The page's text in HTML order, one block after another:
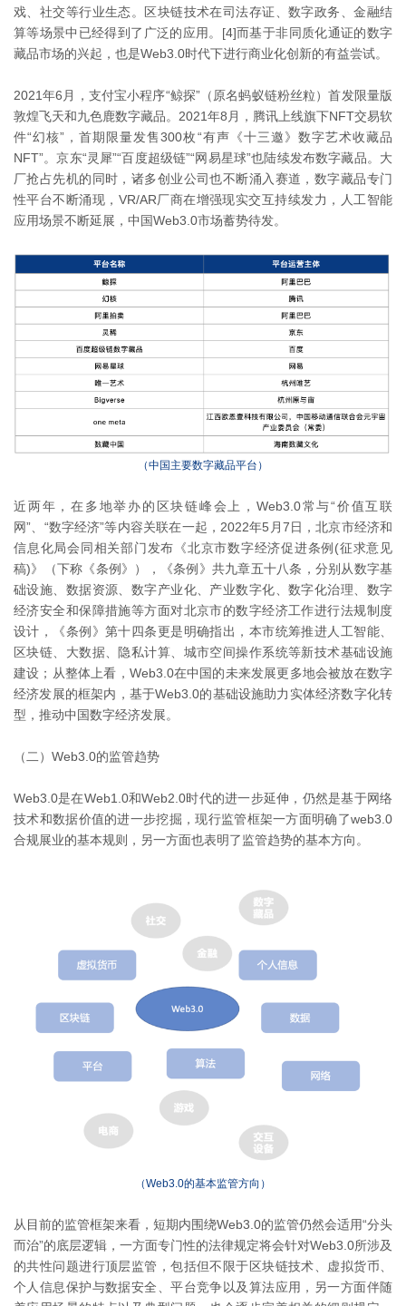
戏、社交等行业生态。区块链技术在司法存证、数字政务、金融结
算等场景中已经得到了广泛的应用。[4]而基于非同质化通证的数字
藏品市场的兴起，也是Web3.0时代下进行商业化创新的有益尝试。
2021年6月，支付宝小程序“鲸探”（原名蚂蚁链粉丝粒）首发限量版
敦煌飞天和九色鹿数字藏品。2021年8月，腾讯上线旗下NFT交易软
件“幻核”，首期限量发售300枚“有声《十三邀》数字艺术收藏品
NFT”。京东“灵犀”“百度超级链”“网易星球”也陆续发布数字藏品。大
厂抢占先机的同时，诸多创业公司也不断涌入赛道，数字藏品专门
性平台不断涌现，VR/AR厂商在增强现实交互持续发力，人工智能
应用场景不断延展，中国Web3.0市场蓄势待发。
（中国主要数字藏品平台）
近两年，在多地举办的区块链峰会上，Web3.0常与“价值互联
网”、“数字经济”等内容关联在一起，2022年5月7日，北京市经济和
信息化局会同相关部门发布《北京市数字经济促进条例(征求意见
稿)》（下称《条例》），《条例》共九章五十八条，分别从数字基
础设施、数据资源、数字产业化、产业数字化、数字化治理、数字
经济安全和保障措施等方面对北京市的数字经济工作进行法规制度
设计，《条例》第十四条更是明确指出，本市统筹推进人工智能、
区块链、大数据、隐私计算、城市空间操作系统等新技术基础设施
建设；从整体上看，Web3.0在中国的未来发展更多地会被放在数字
经济发展的框架内，基于Web3.0的基础设施助力实体经济数字化转
型，推动中国数字经济发展。
（二）Web3.0的监管趋势
Web3.0是在Web1.0和Web2.0时代的进一步延伸，仍然是基于网络
技术和数据价值的进一步挖掘，现行监管框架一方面明确了web3.0
合规展业的基本规则，另一方面也表明了监管趋势的基本方向。
（Web3.0的基本监管方向）
从目前的监管框架来看，短期内围绕Web3.0的监管仍然会适用“分头
而治”的底层逻辑，一方面专门性的法律规定将会针对Web3.0所涉及
的共性问题进行顶层监管，包括但不限于区块链技术、虚拟货币、
个人信息保护与数据安全、平台竞争以及算法应用，另一方面伴随